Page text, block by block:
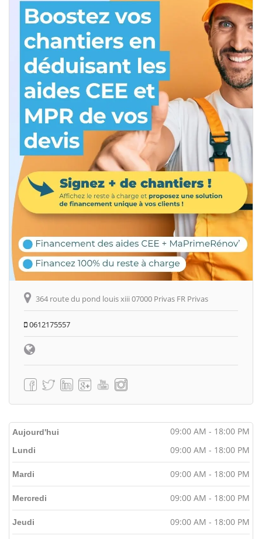
364 route du pond louis xiii 07000 Privas FR Privas
0612175557
Aujourd'hui 09:00 AM - 18:00 PM
Lundi 09:00 AM - 18:00 PM
Mardi 09:00 AM - 18:00 PM
Mercredi 09:00 AM - 18:00 PM
Jeudi 09:00 AM - 18:00 PM